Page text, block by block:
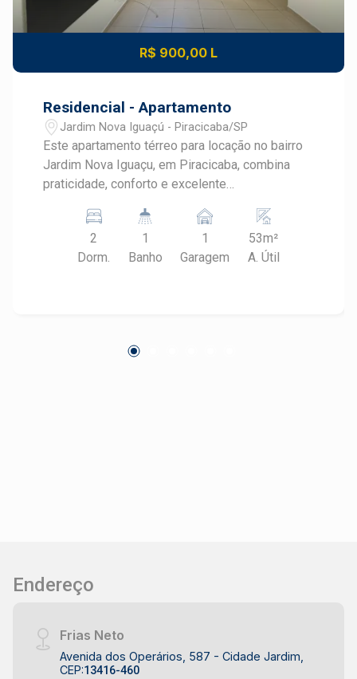
R$ 900,00 L
Residencial - Apartamento
Jardim Nova Iguaçú - Piracicaba/SP
Este apartamento térreo para locação no bairro
Jardim Nova Iguaçu, em Piracicaba, combina
praticidade, conforto e excelente
próximo ao Unileste, oferece uma infraestrutura
completa e é ideal para quem deseja morar em
uma região com fácil acesso aos principais
Cozinha planejada - Lavanderia - 1 vaga de
infraestrutura de comércio, serviços e
desenvolvimento e valorização IDEAL PARA -
Casais que buscam conforto e praticidade -
Pequenas famílias que desejam morar no bairro
2
Dorm.
1
Banho
1
Garagem
53m²
A. Útil
Endereço
Frias Neto
Avenida dos Operários, 587 - Cidade Jardim,
CEP:13416-460